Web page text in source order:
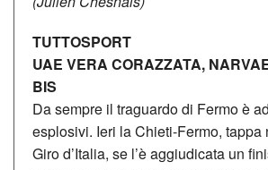
TUTTOSPORT
UAE VERA CORAZZATA,
BIS
Da sempre il traguardo di Fermo è
esplosivi. Ieri la Chieti-Fermo, tappa
Giro d’Italia, se l’è aggiudicata un